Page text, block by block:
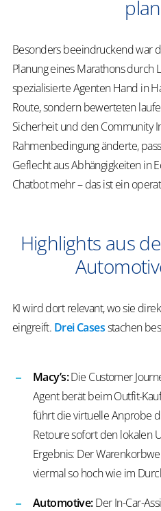
Besonders beeindruckend war
Planung eines Marathons durch
spezialisierte Agenten Hand in
Route, sondern bewerteten
Sicherheit und den Community
Rahmenbedingung änderte,
Geflecht aus Abhängigkeiten in
Chatbot mehr – das ist ein
Highlights aus
KI wird dort relevant, wo sie
eingreift. Drei Casesstachen
Macy’s:Die Customer
Agent berät beim Outfit-
führt die virtuelle Anprobe
Retoure sofort den lokalen
Ergebnis: Der
viermal so hoch wie im
Automotive:Der In-Car-